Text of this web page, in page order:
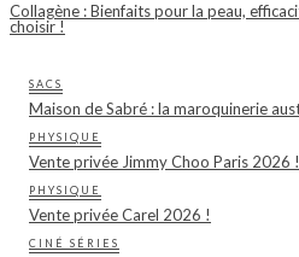
Collagène : Bienfaits pour la peau,
choisir !
SACS
Maison de Sabré : la maroquinerie
PHYSIQUE
Vente privée Jimmy Choo Paris 2026 !
PHYSIQUE
Vente privée Carel 2026 !
CINÉ SÉRIES